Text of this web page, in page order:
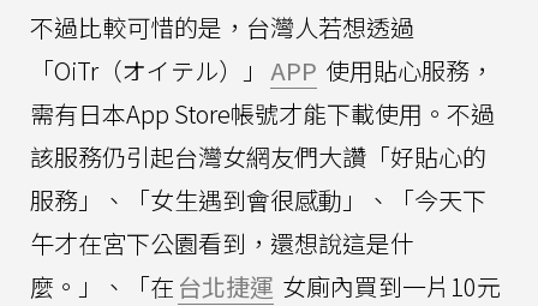
不過比較可惜的是，台灣人若想透過
「OiTr（オイテル）」 APP 使用貼心服務，
需有日本App Store帳號才能下載使用。不過
該服務仍引起台灣女網友們大讚「好貼心的
服務」、「女生遇到會很感動」、「今天下
午才在宮下公園看到，還想說這是什
麼。」、「在 台北捷運 女廁內買到一片10元